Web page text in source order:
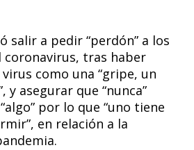
salir a pedir “perdón” a los
coronavirus, tras haber
como una “gripe, un
y asegurar que “nunca”
por lo que “uno tiene
en relación a la